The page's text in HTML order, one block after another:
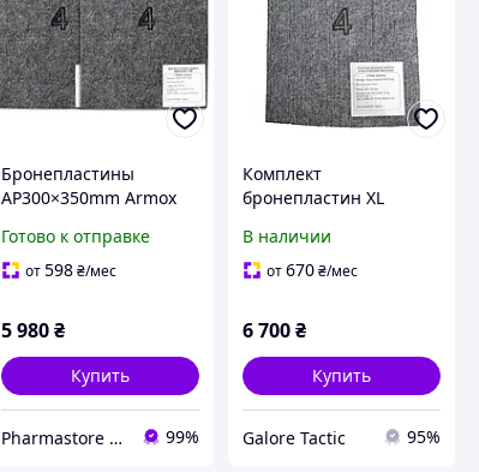
Бронепластины
AP300×350mm Armox
Готово к отправке
от598 ₴/мес
5 980 ₴
Купить
Pharmastore DISCOUNT 99%
Комплект
бронепластин XL
бронепластини XL (5,4
кг) бронеплити 4 клас
В наличии
от670₴/мес
6 700₴
Купить
Galore Tactic 95%